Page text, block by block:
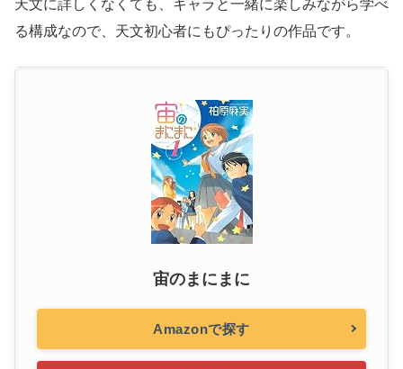
天文に詳しくなくても、キャラと一緒に楽しみながら学べ
る構成なので、天文初心者にもぴったりの作品です。
宙のまにまに
Amazonで探す